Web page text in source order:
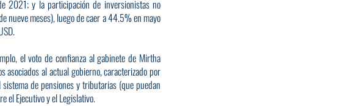
2021; y la participación de inversionistas no
nueve meses), luego de caer a 44.5% en mayo
el voto de confianza al gabinete de Mirtha
asociados al actual gobierno, caracterizado por
de pensiones y tributarias (que puedan
el Ejecutivo y el Legislativo.